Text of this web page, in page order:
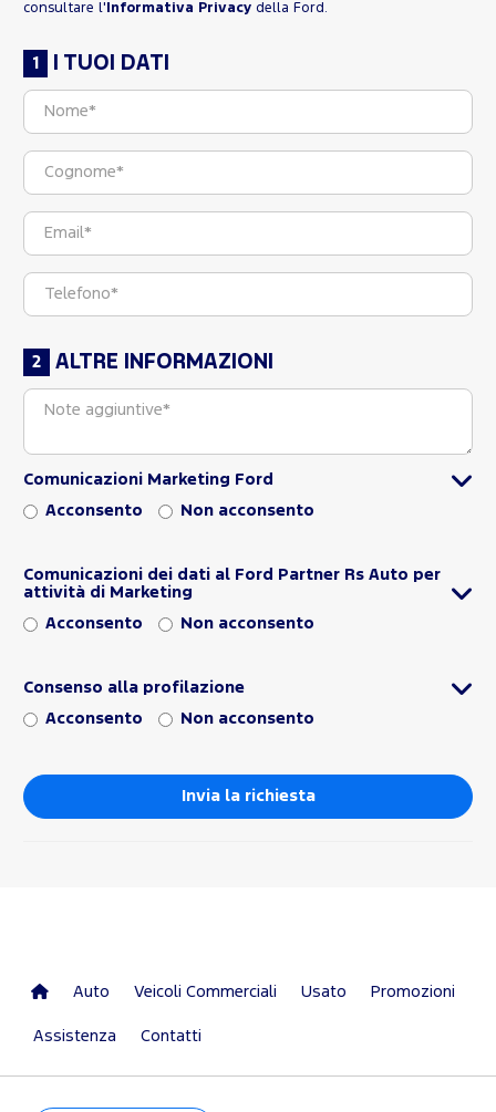
consultare l' Informativa Privacy della Ford.
I TUOI DATI
ALTRE INFORMAZIONI
Comunicazioni Marketing Ford
Acconsento Non acconsento
Comunicazioni dei dati al Ford Partner Rs Auto per
attività di Marketing
Acconsento Non acconsento
Consenso alla profilazione
Acconsento Non acconsento
Auto Veicoli Commerciali Usato Promozioni
Assistenza Contatti